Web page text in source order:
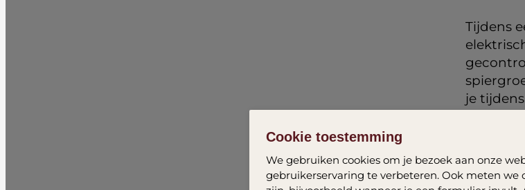
Tijdens
je
Een
manier
Cookie toestemming
We gebruiken cookies om je bezoek aan onze
gebruikerservaring te verbeteren. Ook meten we